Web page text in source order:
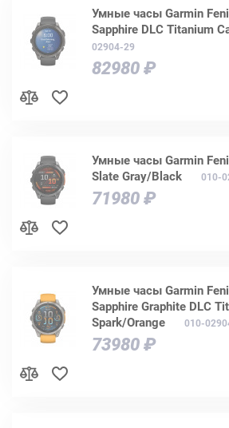
Умные часы Garmin
Sapphire DLC Titanium
02904-29
82980 ₽
Умные часы Garmin
Slate Gray/Black
010-
71980 ₽
Умные часы Garmin
Sapphire Graphite DLC
Spark/Orange
010-
73980 ₽